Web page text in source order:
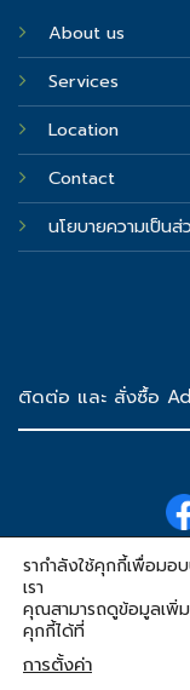
About us
Services
Location
Contact
นโยบายความเป็น
ติดต่อ และ สั่งซื้อ
©
DasBlue® is the
AdBlue® is the registered
รากำลังใช้คุกกี้เพื่อม
เรา
คุณสามารถดูข้อมูลเพิ่ม
คุกกี้ได้ที่
การตั้งค่า